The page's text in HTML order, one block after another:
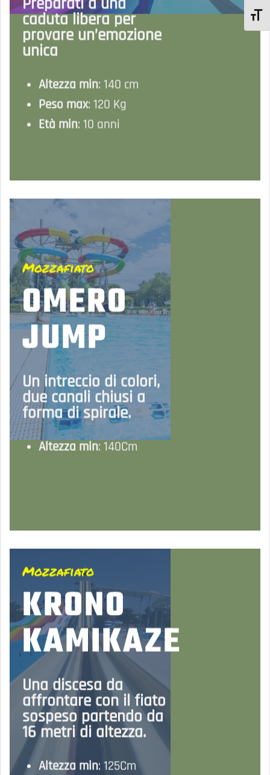
caduta libera per
provare un’emozione
unica
Altezza min: 140 cm
Peso max: 120 Kg
Età min: 10 anni
Mozzafiato
OMERO
JUMP
Un intreccio di colori,
due canali chiusi a
forma di spirale.
Altezza min: 140Cm
Mozzafiato
KRONO
KAMIKAZE
Una discesa da
affrontare con il fiato
sospeso partendo da
16 metri di altezza.
Altezza min: 125Cm